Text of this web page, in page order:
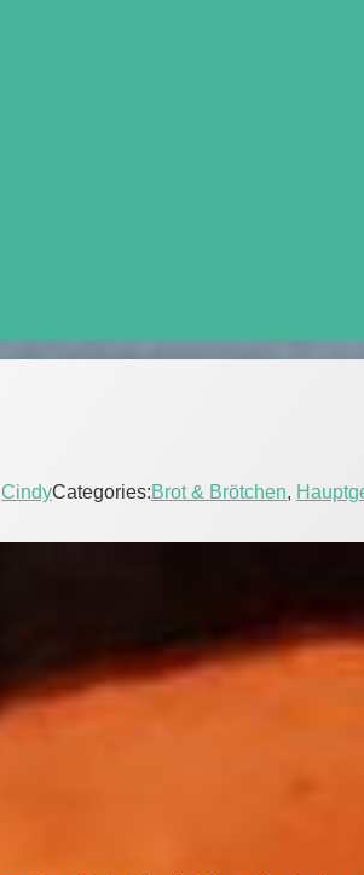
CindyCategories:Brot & Brötchen,